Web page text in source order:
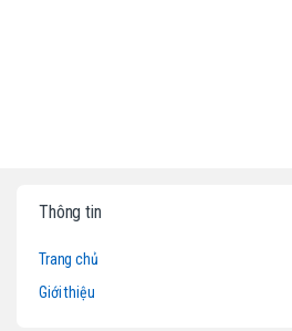
Thông tin
Trang chủ
Giới thiệu